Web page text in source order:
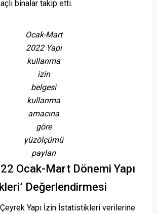
binalar takip etti.
Ocak-Mart
2022 Yapı
kullanma
izin
belgesi
kullanma
amacına
göre
yüzölçümü
payları
Ocak-Mart Dönemi Yapı
Değerlendirmesi
Çeyrek Yapı İzin İstatistikleri verilerine